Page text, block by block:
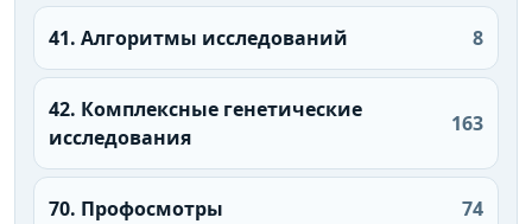
41. Алгоритмы исследований 8
42. Комплексные генетические
исследования
163
70. Профосмотры 74